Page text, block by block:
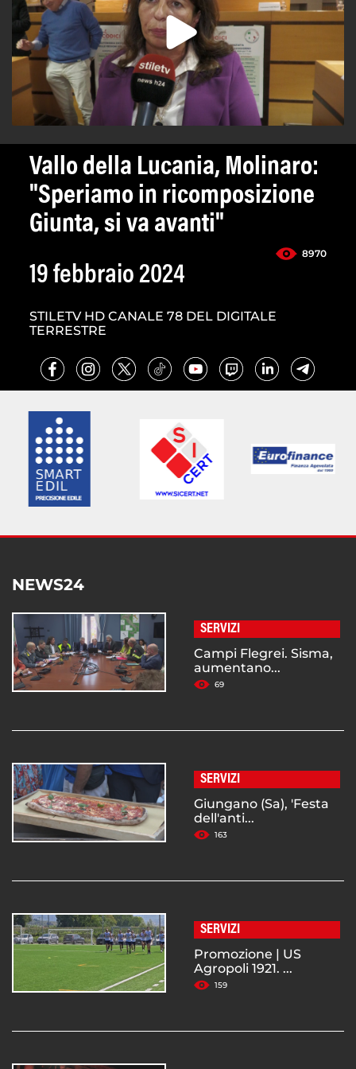
Vallo della Lucania, Molinaro:
"Speriamo in ricomposizione
Giunta, si va avanti"
8970
19 febbraio 2024
STILETV HD CANALE 78 DEL DIGITALE
TERRESTRE
NEWS24
SERVIZI
Campi Flegrei. Sisma,
aumentano...
69
SERVIZI
Giungano (Sa), 'Festa
dell'anti...
163
SERVIZI
Promozione | US
Agropoli 1921. ...
159